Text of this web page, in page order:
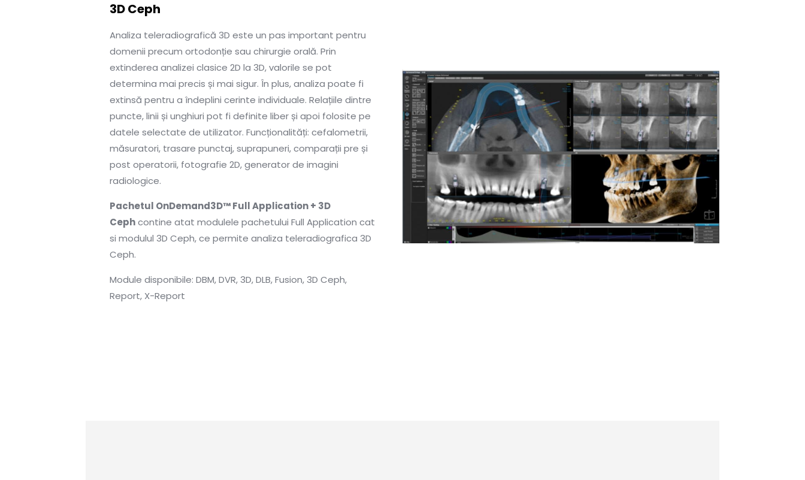
3D Ceph
Analiza teleradiografică 3D este un pas important pentru
domenii precum ortodonție sau chirurgie orală. Prin
extinderea analizei clasice 2D la 3D, valorile se pot
determina mai precis și mai sigur. În plus, analiza poate fi
extinsă pentru a îndeplini cerinte individuale. Relațiile dintre
puncte, linii și unghiuri pot fi definite liber și apoi folosite pe
datele selectate de utilizator. Funcționalități: cefalometrii,
măsuratori, trasare punctaj, suprapuneri, comparații pre și
post operatorii, fotografie 2D, generator de imagini
radiologice.
Pachetul OnDemand3D™ Full Application + 3D
Cephcontine atat modulele pachetului Full Application cat
si modulul 3D Ceph, ce permite analiza teleradiografica 3D
Ceph.
Module disponibile: DBM, DVR, 3D, DLB, Fusion, 3D Ceph,
Report, X-Report